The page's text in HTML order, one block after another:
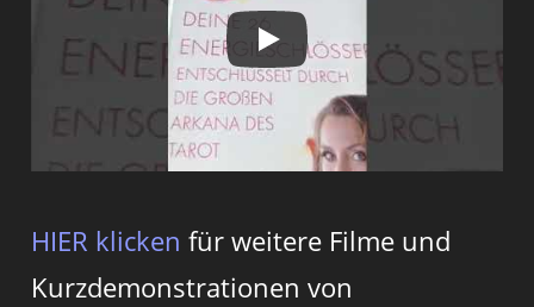
HIER klicken für weitere Filme und
Kurzdemonstrationen von